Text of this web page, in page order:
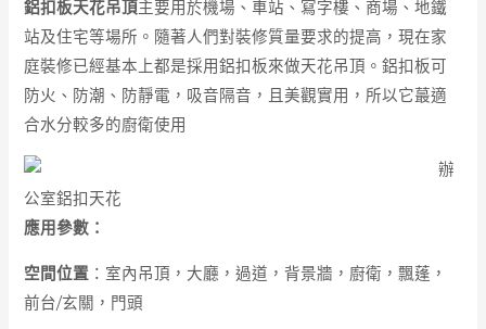
鋁扣板天花吊頂主要用於機場、車站、寫字樓、商場、地鐵
站及住宅等場所。隨著人們對裝修質量要求的提高，現在家
庭裝修已經基本上都是採用鋁扣板來做天花吊頂。鋁扣板可
防火、防潮、防靜電，吸音隔音，且美觀實用，所以它蕞適
合水分較多的廚衛使用
辦
公室鋁扣天花
應用參數：
空間位置 ：室內吊頂，大廳，過道，背景牆，廚衛，飄蓬，
前台/玄關，門頭